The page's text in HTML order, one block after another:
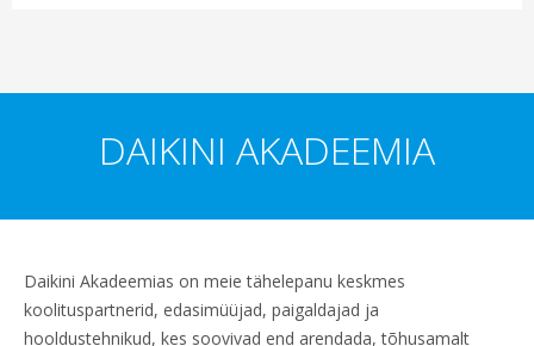
DAIKINI AKADEEMIA
Daikini Akadeemias on meie tähelepanu keskmes
koolituspartnerid, edasimüüjad, paigaldajad ja
hooldustehnikud, kes soovivad end arendada, tõhusamalt